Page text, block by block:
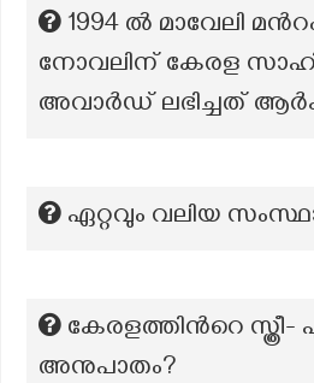
1994 ൽ മാവേലി
നോവലിന് കേരള
അവാർഡ് ലഭിച്ചത്
ഏറ്റവും വലിയ
കേരളത്തിന്‍റെ
അനുപാതം?